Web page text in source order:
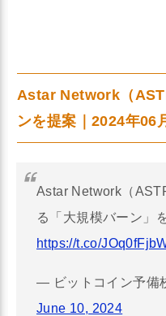
Astar Network（
ンを提案｜2024年06
Astar Network（
る「大規模バーン」
https://t.co/
— ビットコイン予備
June 10, 2024